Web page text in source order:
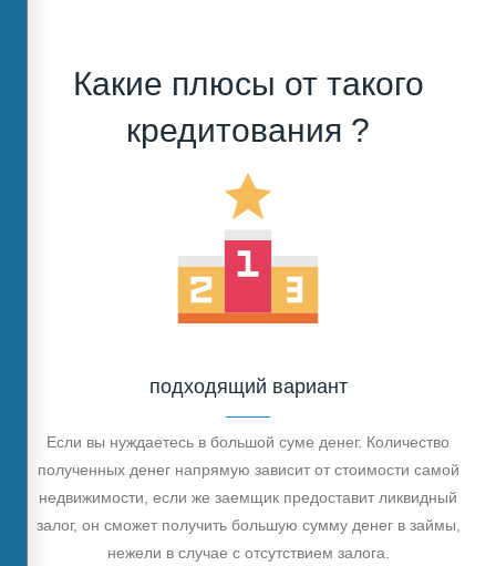
Какие плюсы от такого
кредитования ?
подходящий вариант
Если вы нуждаетесь в большой суме денег. Количество
полученных денег напрямую зависит от стоимости самой
недвижимости, если же заемщик предоставит ликвидный
залог, он сможет получить большую сумму денег в займы,
нежели в случае с отсутствием залога.